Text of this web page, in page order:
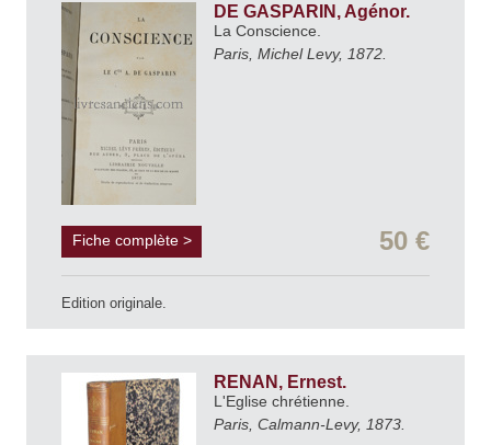
DE GASPARIN, Agénor.
La Conscience.
Paris, Michel Levy, 1872.
Fiche complète > 50 €
Edition originale.
RENAN, Ernest.
L'Eglise chrétienne.
Paris, Calmann-Levy, 1873.